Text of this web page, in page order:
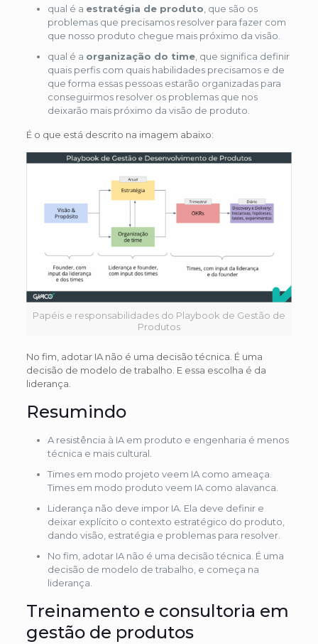
qual é a estratégia de produto , que são os
problemas que precisamos resolver para fazer com
que nosso produto chegue mais próximo da visão.
qual é a organização do time, que significa definir
quais perfis com quais habilidades precisamos e de
que forma essas pessoas estarão organizadas para
conseguirmos resolver os problemas que nos
deixarão mais próximo da visão de produto.
É o que está descrito na imagem abaixo:
Papéis e responsabilidades do Playbook de Gestão de
Produtos
No fim, adotar IA não é uma decisão técnica. É uma
decisão de modelo de trabalho. E essa escolha é da
liderança.
Resumindo
A resistência à IA em produto e engenharia é menos
técnica e mais cultural.
Times em modo projeto veem IA como ameaça.
Times em modo produto veem IA como alavanca.
Liderança não deve impor IA. Ela deve definir e
deixar explícito o contexto estratégico do produto,
dando visão, estratégia e problemas para resolver.
No fim, adotar IA não é uma decisão técnica. É uma
decisão de modelo de trabalho, e começa na
liderança.
Treinamento e consultoria em
gestão de produtos